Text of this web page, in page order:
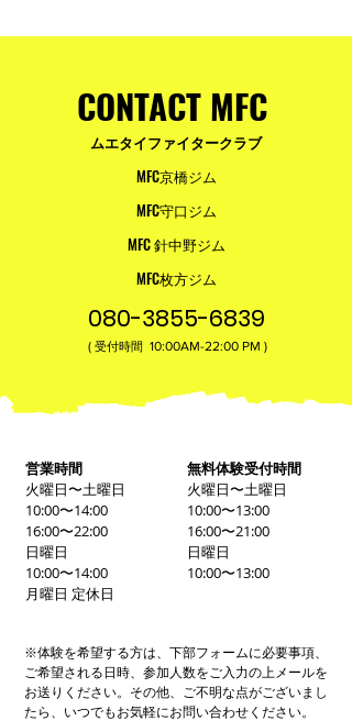
皆様へ
CONTACT MFC
ムエタイファイタークラブ
MFC京橋ジム
MFC守口ジム
MFC 針中野ジム
MFC枚方ジム
080-3855-6839
( 受付時間 10:00AM-22:00​ PM )
営業時間
火曜日〜土曜日
10:00〜14:00
16:00〜22:00
日曜日
10:00〜14:00
月曜日 定休日
無料体験受付時間
火曜日〜土曜日
10:00〜13:00
16:00〜21:00
日曜日
10:00〜13:00
※体験を希望する方は、下部フォームに必要事項、
ご希望される日時、参加人数をご入力の上メールを
お送りください。その他、ご不明な点がございまし
たら、いつでもお気軽にお問い合わせください。